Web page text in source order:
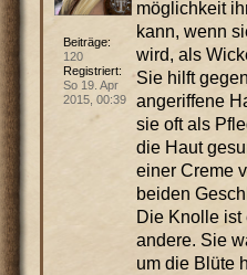
möglichkeit
kann, wenn
wird, als
Sie hilft
angeriffene
sie oft als
die Haut
einer Creme
beiden
Die Knolle ist
andere. Sie
um die Blüte
Beiträge:
120
Registriert:
So 19. Apr
2015, 00:39